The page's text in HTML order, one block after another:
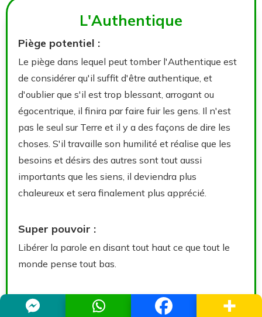
L'Authentique
Piège potentiel :
Le piège dans lequel peut tomber l'Authentique est
de considérer qu'il suffit d'être authentique, et
d'oublier que s'il est trop blessant, arrogant ou
égocentrique, il finira par faire fuir les gens. Il n'est
pas le seul sur Terre et il y a des façons de dire les
choses. S'il travaille son humilité et réalise que les
besoins et désirs des autres sont tout aussi
importants que les siens, il deviendra plus
chaleureux et sera finalement plus apprécié.
Super pouvoir :
Libérer la parole en disant tout haut ce que tout le
monde pense tout bas.
Exemples de célébrités avec l'archétype